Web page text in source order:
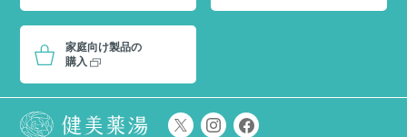
家庭向け製品の
購入